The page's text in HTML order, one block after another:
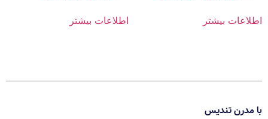
اطلاعات بیشتر اطلاعات بیشتر
با مدرن تندیس